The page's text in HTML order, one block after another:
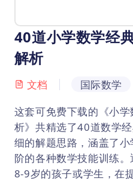
40道小学数学经
解析
文档 国际数学
这套可免费下载的《小
析》共精选了40道数学
细的解题思路，涵盖了
阶的各种数学技能训练
8-9岁的孩子或学生，在